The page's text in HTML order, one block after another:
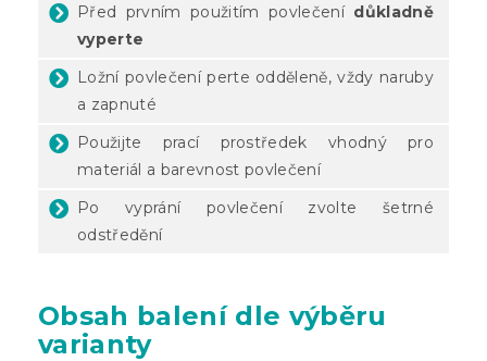
Před prvním použitím povlečení důkladně
vyperte
Ložní povlečení perte odděleně, vždy naruby
a zapnuté
Použijte prací prostředek vhodný pro
materiál a barevnost povlečení
Po vyprání povlečení zvolte šetrné
odstředění
Obsah balení dle výběru
varianty